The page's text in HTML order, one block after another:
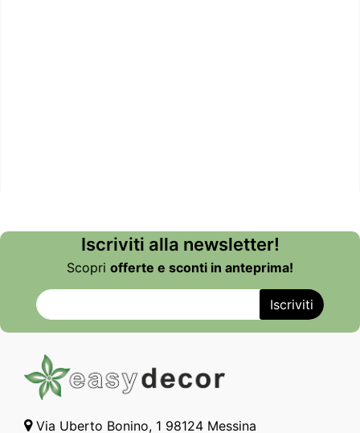
Iscriviti alla newsletter!
Scopri offerte e sconti in anteprima!
Via Uberto Bonino, 1 98124 Messina